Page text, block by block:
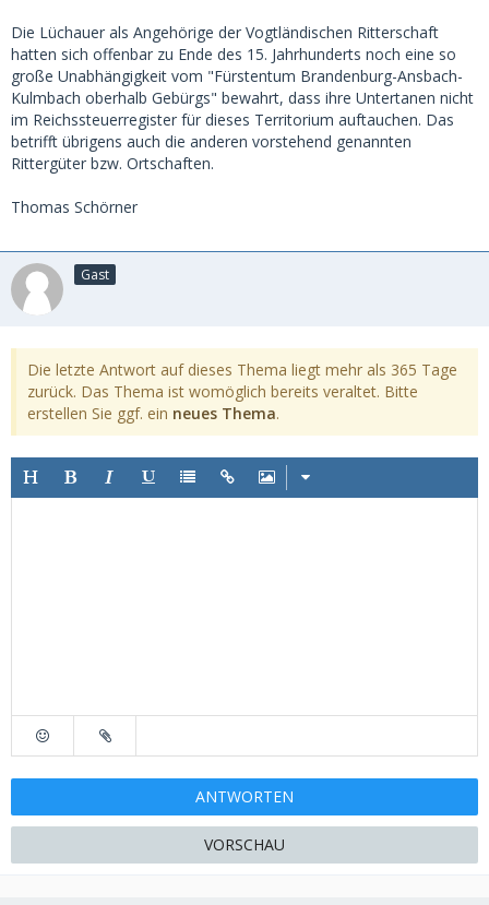
Die Lüchauer als Angehörige der Vogtländischen Ritterschaft
hatten sich offenbar zu Ende des 15. Jahrhunderts noch eine so
große Unabhängigkeit vom "Fürstentum Brandenburg-Ansbach-
Kulmbach oberhalb Gebürgs" bewahrt, dass ihre Untertanen nicht
im Reichssteuerregister für dieses Territorium auftauchen. Das
betrifft übrigens auch die anderen vorstehend genannten
Rittergüter bzw. Ortschaften.
Thomas Schörner
Gast
Die letzte Antwort auf dieses Thema liegt mehr als 365 Tage
zurück. Das Thema ist womöglich bereits veraltet. Bitte
erstellen Sie ggf. ein neues Thema.
ANTWORTEN
VORSCHAU